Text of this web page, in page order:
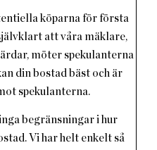
köparna för första
att våra mäklare,
möter spekulanterna
din bostad bäst och är
spekulanterna.
begränsningar i hur
Vi har helt enkelt så